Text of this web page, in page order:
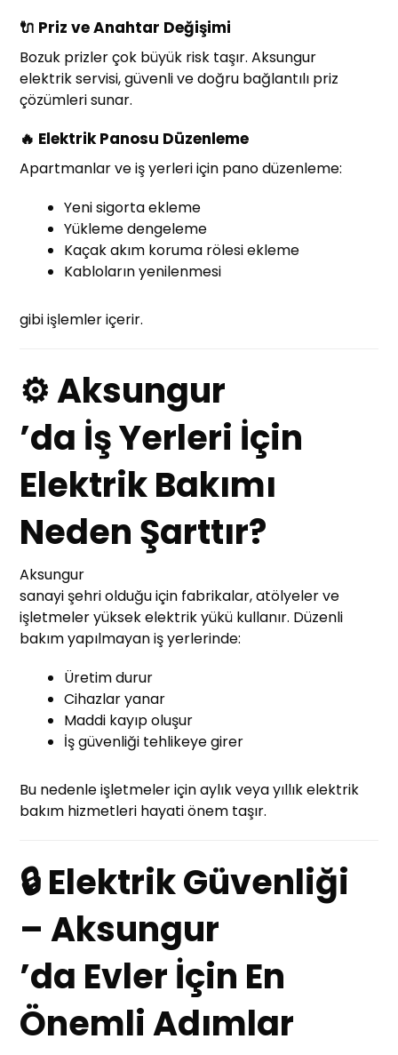
🔌 Priz ve Anahtar Değişimi
Bozuk prizler çok büyük risk taşır. Aksungur
elektrik servisi, güvenli ve doğru bağlantılı priz
çözümleri sunar.
🔥 Elektrik Panosu Düzenleme
Apartmanlar ve iş yerleri için pano düzenleme:
Yeni sigorta ekleme
Yükleme dengeleme
Kaçak akım koruma rölesi ekleme
Kabloların yenilenmesi
gibi işlemler içerir.
⚙ Aksungur
’da İş Yerleri İçin
Elektrik Bakımı
Neden Şarttır?
Aksungur
sanayi şehri olduğu için fabrikalar, atölyeler ve
işletmeler yüksek elektrik yükü kullanır. Düzenli
bakım yapılmayan iş yerlerinde:
Üretim durur
Cihazlar yanar
Maddi kayıp oluşur
İş güvenliği tehlikeye girer
Bu nedenle işletmeler için aylık veya yıllık elektrik
bakım hizmetleri hayati önem taşır.
🔒 Elektrik Güvenliği
– Aksungur
’da Evler İçin En
Önemli Adımlar